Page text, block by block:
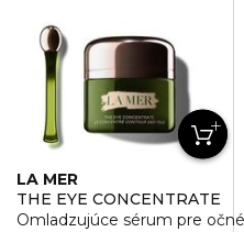
INFUSED LOTION
LA MER
THE EYE CONCENTRATE
Omladzujúce sérum pre